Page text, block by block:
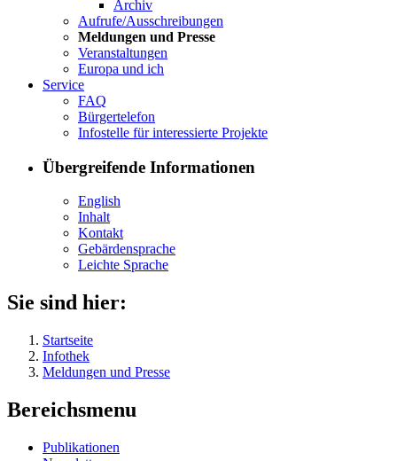
Ar­chiv
Auf­ru­fe/Aus­schrei­bun­gen
Mel­dun­gen und Pres­se
Ver­an­stal­tun­gen
Eu­ro­pa und ich
Ser­vice
FAQ
Bür­ger­te­le­fon
In­fo­stel­le für in­ter­es­sier­te Pro­jek­te
Übergreifende Informationen
English
In­halt
Kon­takt
Ge­bär­den­spra­che
Leich­te Spra­che
Sie sind hier:
Startseite
Infothek
Meldungen und Presse
Bereichsmenu
Pu­bli­ka­tio­nen